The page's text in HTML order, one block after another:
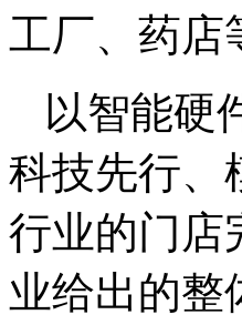
工厂、药店
以智能硬
科技先行、
行业的门店
业给出的整